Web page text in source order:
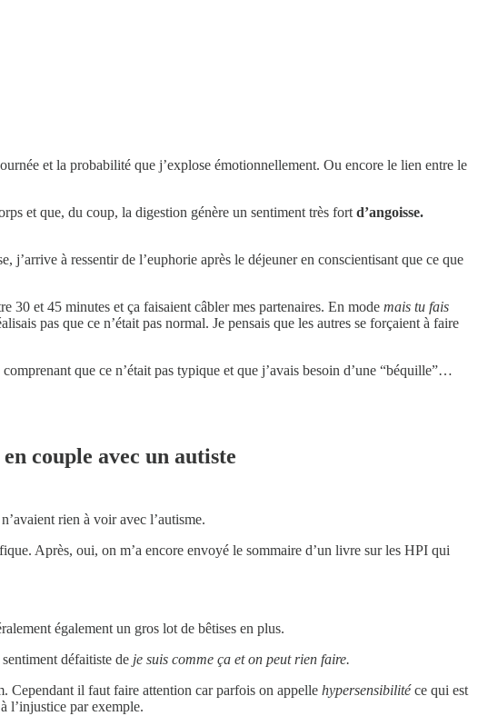
et la probabilité que j’explose émotionnellement. Ou encore le lien entre le
et que, du coup, la digestion génère un sentiment très fortd’angoisse.
j’arrive à ressentir de l’euphorie après le déjeuner en conscientisant que ce que
30 et 45 minutes et ça faisaient câbler mes partenaires. En mode mais tu fais
pas que ce n’était pas normal. Je pensais que les autres se forçaient à faire
que ce n’était pas typique et que j’avais besoin d’une “béquille”…
couple avec un autiste
rien à voir avec l’autisme.
Après, oui, on m’a encore envoyé le sommaire d’un livre sur les HPI qui
également un gros lot de bêtises en plus.
défaitiste de je suis comme ça et on peut rien faire.
Cependant il faut faire attention car parfois on appelle hypersensibilitéce qui est
l’injustice par exemple.